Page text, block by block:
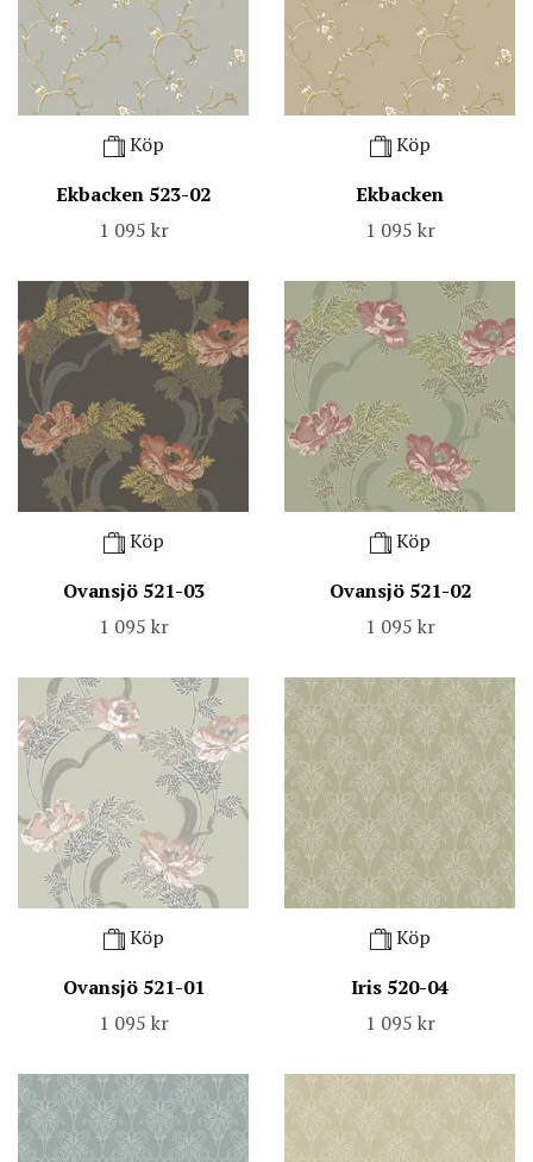
Köp
Ekbacken 523-02
1 095 kr
Köp
Ekbacken
1 095 kr
Köp
Ovansjö 521-03
1 095 kr
Köp
Ovansjö 521-02
1 095 kr
Köp
Ovansjö 521-01
1 095 kr
Köp
Iris 520-04
1 095 kr